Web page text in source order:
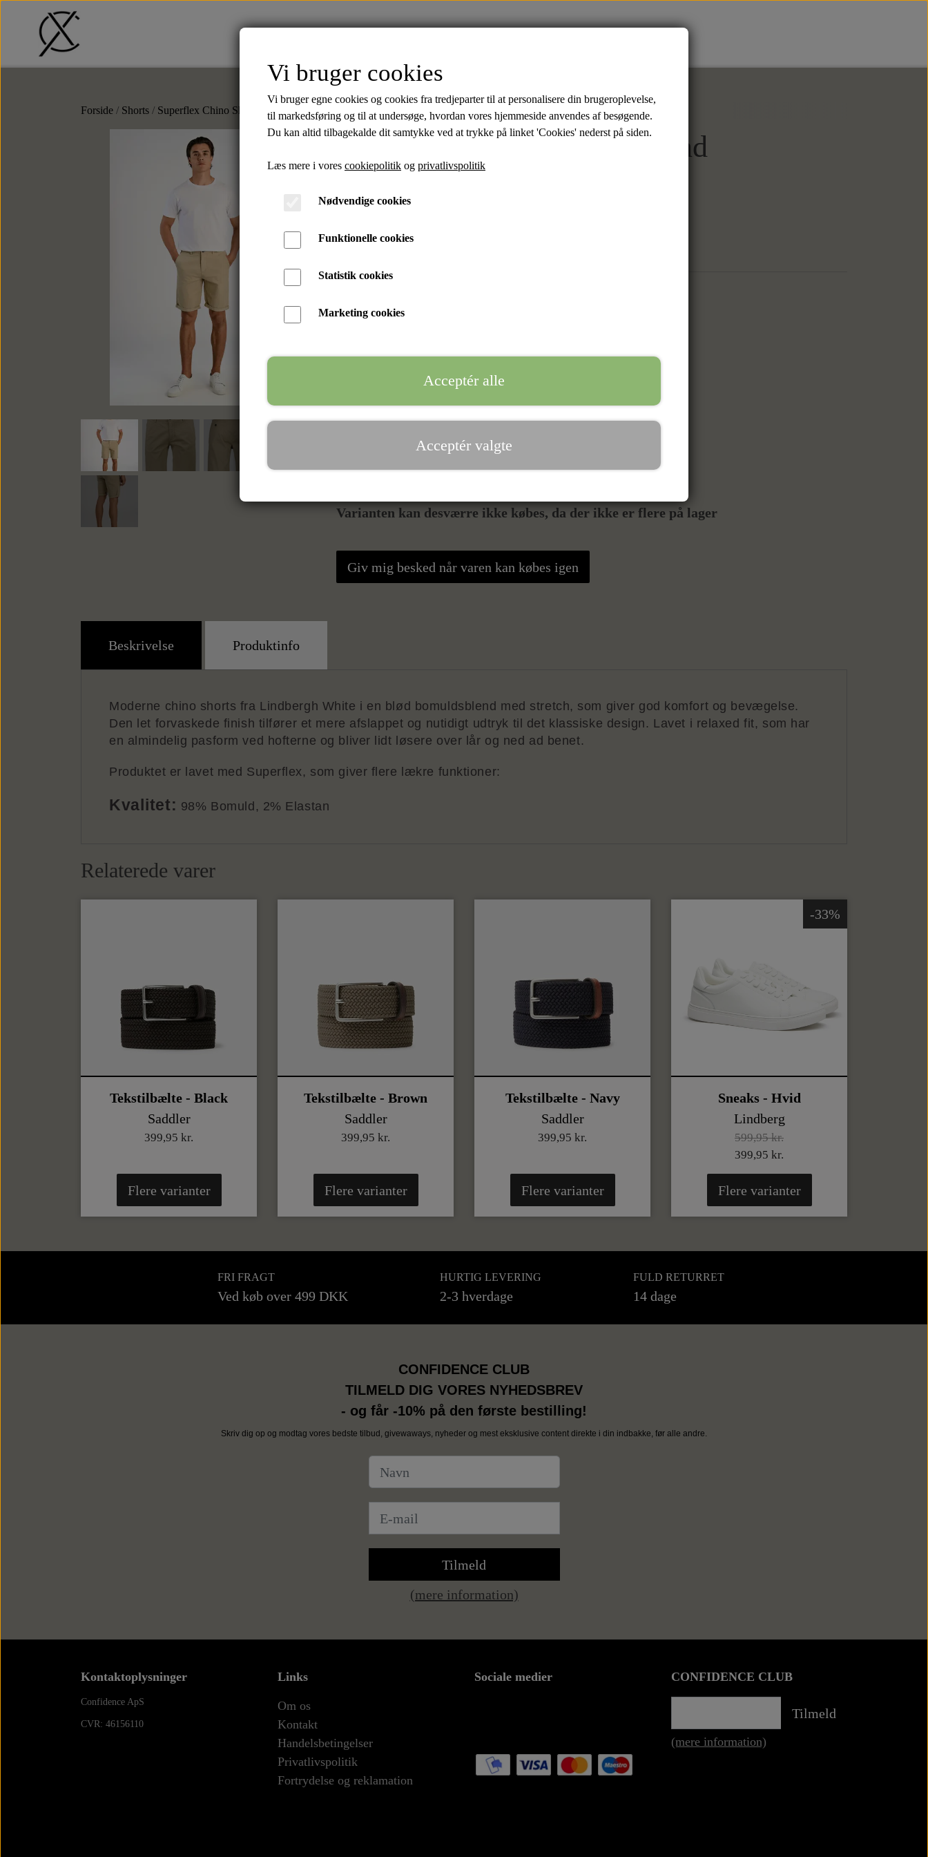
Skjorter
Bambus Bambus
Tekstilbælter
Tilbehør
Butterflys
Slipsenåle
Punge
Kortholdere
Forside Shorts Superflex Chino Shorts - Sand
Superflex Chino Shorts - Sand
149,95 kr.
S M L XL XXL
Varianten kan desværre ikke købes, da der ikke er flere på lager
Giv mig besked når varen kan købes igen
Beskrivelse Produktinfo
Moderne chino shorts fra Lindbergh White i en blød bomuldsblend med stretch, som giver god komfort og bevægelse.
Den let forvaskede finish tilfører et mere afslappet og nutidigt udtryk til det klassiske design. Lavet i relaxed fit, som har
en almindelig pasform ved hofterne og bliver lidt løsere over lår og ned ad benet.
Produktet er lavet med Superflex, som giver flere lækre funktioner:
Kvalitet: 98% Bomuld, 2% Elastan
Relaterede varer
Tekstilbælte - Black
Saddler
399,95 kr.
Flere varianter
Tekstilbælte - Brown
Saddler
399,95 kr.
Flere varianter
Tekstilbælte - Navy
Saddler
399,95 kr.
Flere varianter
-33%
Sneaks - Hvid
Lindberg
599,95 kr.
399,95 kr.
Flere varianter
FRI FRAGT
Ved køb over 499 DKK
HURTIG LEVERING
2-3 hverdage
FULD RETURRET
14 dage
CONFIDENCE CLUB
TILMELD DIG VORES NYHEDSBREV
- og får -10% på den første bestilling!
Skriv dig op og modtag vores bedste tilbud, givewaways, nyheder og mest eksklusive content direkte i din indbakke, før alle andre.
Tilmeld
(mere information)
Kontaktoplysninger
Confidence ApS
CVR: 46156110
Links
Om os
Kontakt
Handelsbetingelser
Privatlivspolitik
Fortrydelse og reklamation
Sociale medier CONFIDENCE CLUB
Tilmeld
(mere information)
Vi bruger cookies
Vi bruger egne cookies og cookies fra tredjeparter til at personalisere din brugeroplevelse,
til markedsføring og til at undersøge, hvordan vores hjemmeside anvendes af besøgende.
Du kan altid tilbagekalde dit samtykke ved at trykke på linket 'Cookies' nederst på siden.
Læs mere i vores cookiepolitik og privatlivspolitik
Nødvendige cookies
Funktionelle cookies
Statistik cookies
Marketing cookies
Acceptér alle
Acceptér valgte